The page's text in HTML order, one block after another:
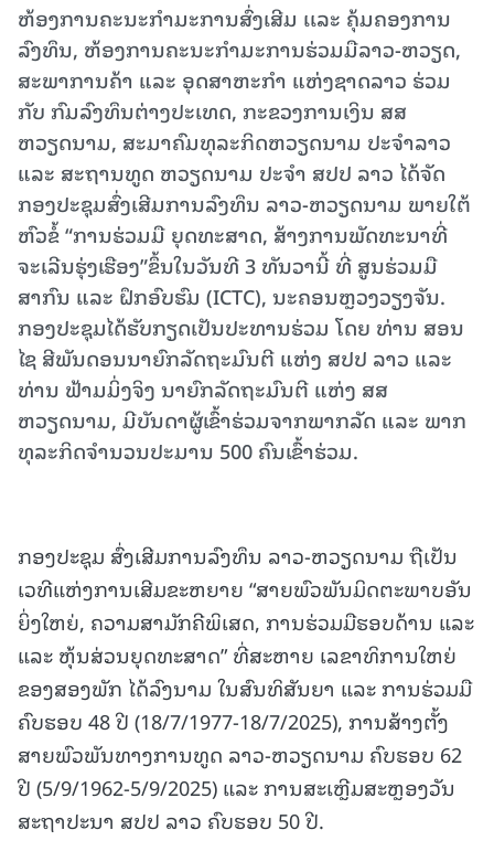
ຫ້ອງການຄະນະກຳມະການສົ່ງເສີມ ເເລະ ຄຸ້ມຄອງການ
ລົງທຶນ, ຫ້ອງການຄະນະກຳມະການຮ່ວມມືລາວ-ຫວຽດ,
ສະພາການຄ້າ ແລະ ອຸດສາຫະກຳ ແຫ່ງຊາດລາວ ຮ່ວມ
ກັບ ກົມລົງທຶນຕ່າງປະເທດ, ກະຂວງການເງິນ ສສ
ຫວຽດນາມ, ສະມາຄົມທຸລະກິດຫວຽດນາມ ປະຈໍາລາວ
ແລະ ສະຖານທູດ ຫວຽດນາມ ປະຈຳ ສປປ ລາວ ໄດ້ຈັດ
ກອງປະຊຸມສົ່ງເສີມການລົງທຶນ ລາວ-ຫວຽດນາມ ພາຍໃຕ້
ຫົວຂໍ້ “ການຮ່ວມມື ຍຸດທະສາດ, ສ້າງການພັດທະນາທີ່
ຈະເລີນຮຸ່ງເຮືອງ”ຂຶ້ນໃນວັນທີ 3 ທັນວານີ້ ທີ່ ສູນຮ່ວມມື
ສາກົນ ແລະ ຝຶກອົບຮົມ (ICTC), ນະຄອນຫຼວງວຽງຈັນ.
ກອງປະຊຸມໄດ້ຮັບກຽດເປັນປະທານຮ່ວມ ໂດຍ ທ່ານ ສອນ
ໄຊ ສີພັນດອນນາຍົກລັດຖະມົນຕີ ແຫ່ງ ສປປ ລາວ ແລະ
ທ່ານ ຟ້າມມິ່ງຈິງ ນາຍົກລັດຖະມົນຕີ ແຫ່ງ ສສ
ຫວຽດນາມ, ມີບັນດາຜູ້ເຂົ້າຮ່ວມຈາກພາກລັດ ແລະ ພາກ
ທຸລະກິດຈໍານວນປະມານ 500 ຄົນເຂົ້າຮ່ວມ.
ກອງປະຊຸມ ສົ່ງເສີມການລົງທຶນ ລາວ-ຫວຽດນາມ ຖືເປັນ
ເວທີແຫ່ງການເສີມຂະຫຍາຍ “ສາຍພົວພັນມິດຕະພາບອັນ
ຍິ່ງໃຫຍ່, ຄວາມສາມັກຄີພິເສດ, ການຮ່ວມມືຮອບດ້ານ ແລະ
ແລະ ຫຸ້ນສ່ວນຍຸດທະສາດ” ທີ່ສະຫາຍ ເລຂາທິການໃຫຍ່
ຂອງສອງພັກ ໄດ້ລົງນາມ ໃນສົນທິສັນຍາ ແລະ ການຮ່ວມມື
ຄົບຮອບ 48 ປີ (18/7/1977-18/7/2025), ການສ້າງຕັ້ງ
ສາຍພົວພັນທາງການທູດ ລາວ-ຫວຽດນາມ ຄົບຮອບ 62
ປີ (5/9/1962-5/9/2025) ແລະ ການສະເຫຼີມສະຫຼອງວັນ
ສະຖາປະນາ ສປປ ລາວ ຄົບຮອບ 50 ປີ.